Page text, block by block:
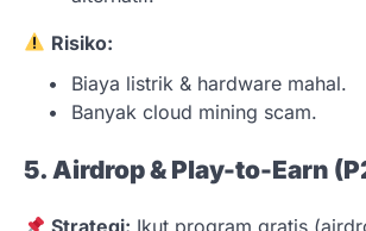
Risiko:
Biaya listrik & hardware mahal.
Banyak cloud mining scam.
5. Airdrop & Play-to-Earn